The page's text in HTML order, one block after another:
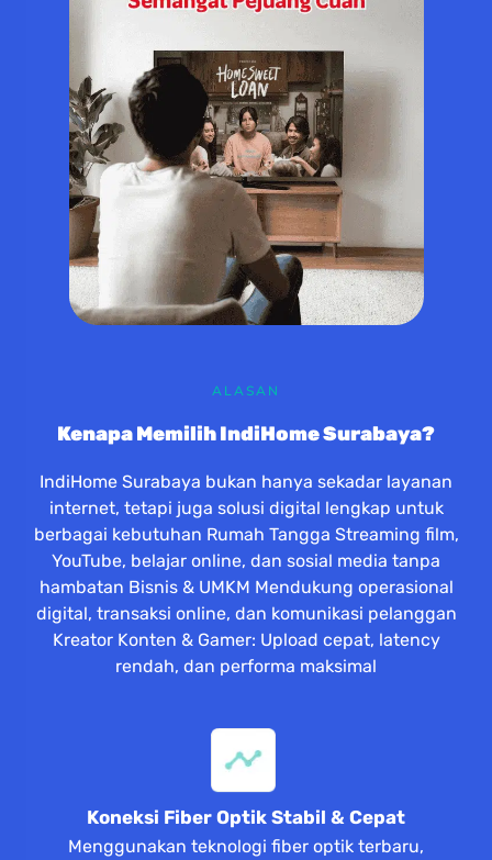
ALASAN
Kenapa Memilih IndiHome Surabaya?
IndiHome Surabaya bukan hanya sekadar layanan
internet, tetapi juga solusi digital lengkap untuk
berbagai kebutuhan Rumah Tangga Streaming film,
YouTube, belajar online, dan sosial media tanpa
hambatan Bisnis & UMKM Mendukung operasional
digital, transaksi online, dan komunikasi pelanggan
Kreator Konten & Gamer: Upload cepat, latency
rendah, dan performa maksimal
Koneksi Fiber Optik Stabil & Cepat
Menggunakan teknologi fiber optik terbaru,